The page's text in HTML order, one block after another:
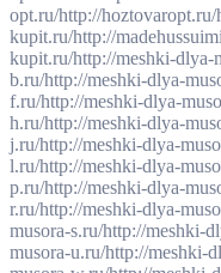
opt.ru/http://hoztovaropt.ru/
kupit.ru/http://
kupit.ru/http://meshki-dlya-
b.ru/http://meshki-dlya-
f.ru/http://meshki-dlya-
h.ru/http://meshki-dlya-
j.ru/http://meshki-dlya-
l.ru/http://meshki-dlya-
p.ru/http://meshki-dlya-
r.ru/http://meshki-dlya-
musora-s.ru/http://meshki-
musora-u.ru/http://meshki-